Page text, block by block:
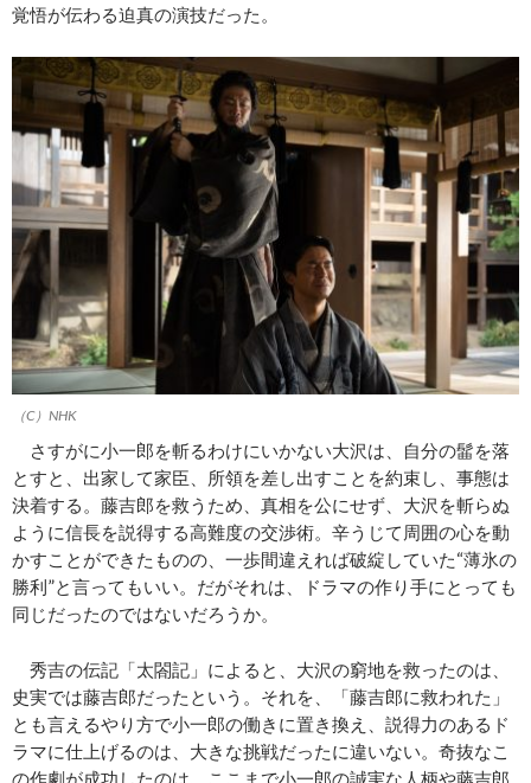
覚悟が伝わる迫真の演技だった。
（C）NHK
さすがに小一郎を斬るわけにいかない大沢は、自分の髷を落
とすと、出家して家臣、所領を差し出すことを約束し、事態は
決着する。藤吉郎を救うため、真相を公にせず、大沢を斬らぬ
ように信長を説得する高難度の交渉術。辛うじて周囲の心を動
かすことができたものの、一歩間違えれば破綻していた“薄氷の
勝利”と言ってもいい。だがそれは、ドラマの作り手にとっても
同じだったのではないだろうか。
秀吉の伝記「太閤記」によると、大沢の窮地を救ったのは、
史実では藤吉郎だったという。それを、「藤吉郎に救われた」
とも言えるやり方で小一郎の働きに置き換え、説得力のあるド
ラマに仕上げるのは、大きな挑戦だったに違いない。奇抜なこ
の作劇が成功したのは、ここまで小一郎の誠実な人柄や藤吉郎